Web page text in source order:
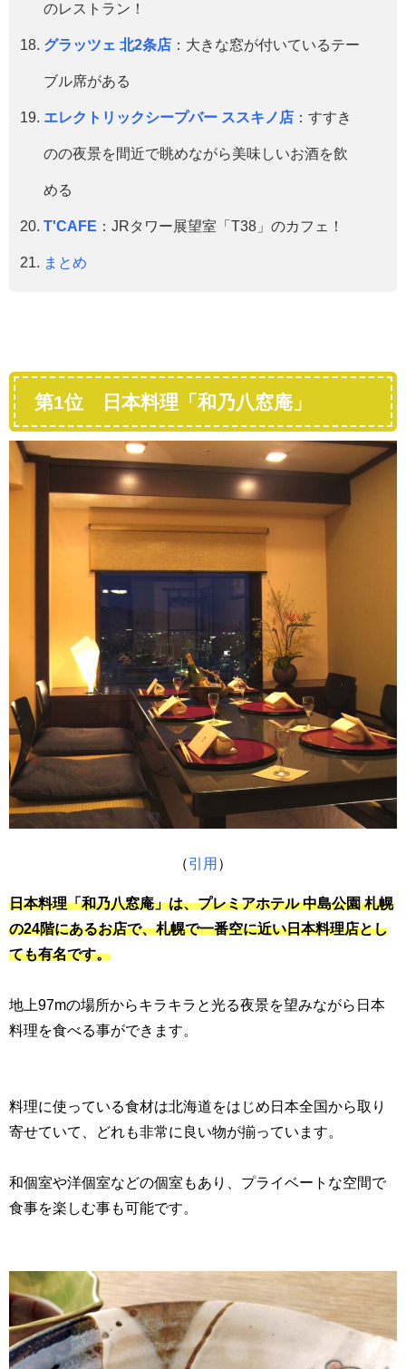
のレストラン！
グラッツェ 北2条店 ：大きな窓が付いているテー
ブル席がある
エレクトリックシープバー ススキノ店 ：すすき
のの夜景を間近で眺めながら美味しいお酒を飲
める
T'CAFE ：JRタワー展望室「T38」のカフェ！
まとめ
第1位 日本料理「和乃八窓庵」
（引用 ）
日本料理「和乃八窓庵」は、プレミアホテル 中島公園 札幌
の24階にあるお店で、札幌で一番空に近い日本料理店とし
ても有名です。
地上97mの場所からキラキラと光る夜景を望みながら日本
料理を食べる事ができます。
料理に使っている食材は北海道をはじめ日本全国から取り
寄せていて、どれも非常に良い物が揃っています。
和個室や洋個室などの個室もあり、プライベートな空間で
食事を楽しむ事も可能です。